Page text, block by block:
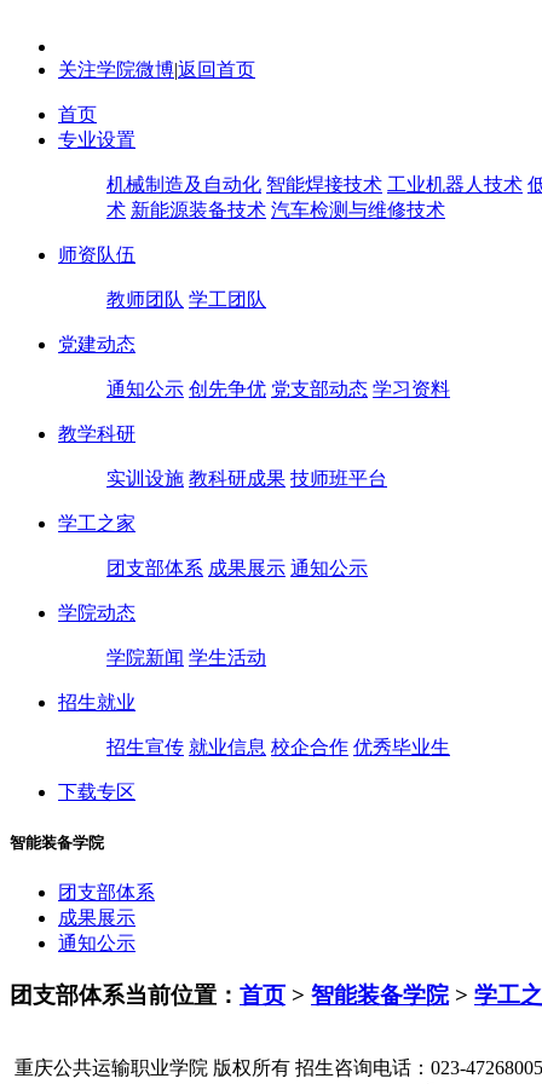
关注学院微博|返回首页
首页
专业设置
机械制造及自动化 智能焊接技术 工业机器人技术
术 新能源装备技术 汽车检测与维修技术
师资队伍
教师团队 学工团队
党建动态
通知公示 创先争优 党支部动态 学习资料
教学科研
实训设施 教科研成果 技师班平台
学工之家
团支部体系 成果展示 通知公示
学院动态
学院新闻 学生活动
招生就业
招生宣传 就业信息 校企合作 优秀毕业生
下载专区
智能装备学院
团支部体系
成果展示
通知公示
团支部体系当前位置： 首页 > 智能装备学院> 学工
重庆公共运输职业学院 版权所有 招生咨询电话：023-